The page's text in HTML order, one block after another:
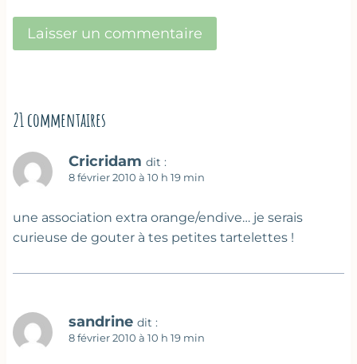
21 commentaires
Cricridam dit :
8 février 2010 à 10 h 19 min
une association extra orange/endive… je serais
curieuse de gouter à tes petites tartelettes !
sandrine dit :
8 février 2010 à 10 h 19 min